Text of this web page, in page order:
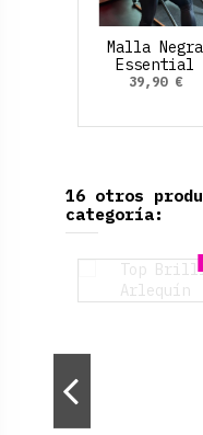
Malla Negra
Essential
Bolsillo.
39,90 €
16 otros
categoría: